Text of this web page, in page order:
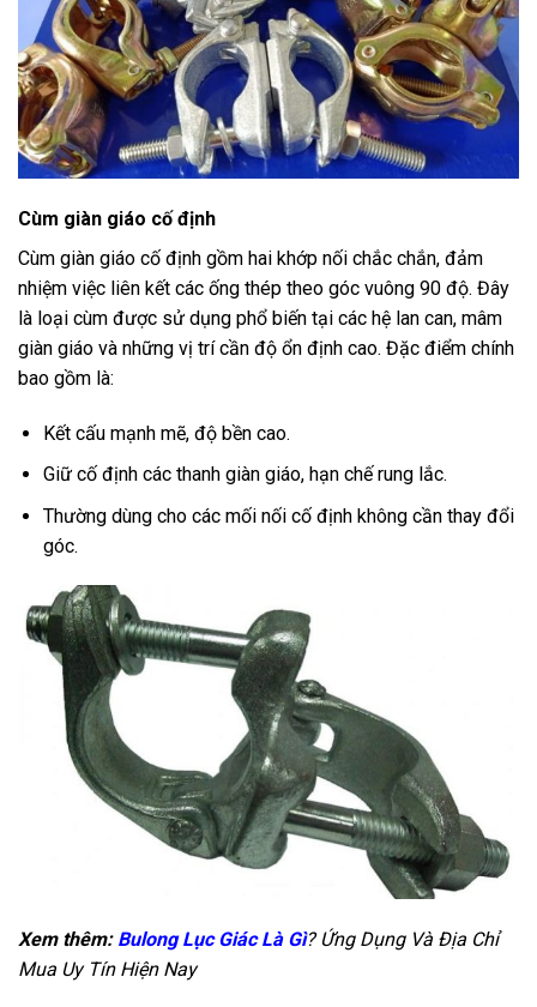
Cùm giàn giáo cố định
Cùm giàn giáo cố định gồm hai khớp nối chắc chắn, đảm
nhiệm việc liên kết các ống thép theo góc vuông 90 độ. Đây
là loại cùm được sử dụng phổ biến tại các hệ lan can, mâm
giàn giáo và những vị trí cần độ ổn định cao. Đặc điểm chính
bao gồm là:
Kết cấu mạnh mẽ, độ bền cao.
Giữ cố định các thanh giàn giáo, hạn chế rung lắc.
Thường dùng cho các mối nối cố định không cần thay đổi
góc.
Xem thêm: Bulong Lục Giác Là Gì? Ứng Dụng Và Địa Chỉ
Mua Uy Tín Hiện Nay